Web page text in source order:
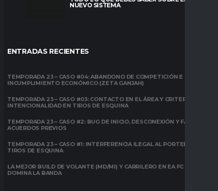
NUEVO SISTEMA
ENTRADAS RECIENTES
TEMPORADA 23 – CASO #04: ABANDONO DE COMPETICIÓN E
INCUMPLIMIENTO ECONÓMICO (ZETA GANJAH)
TEMPORADA 23 – CASO #03: CONTACTO EN EL ÁREA Y CRITERIO DE
INTENCIONALIDAD EN TIROS DE ESQUINA
TEMPORADA 23 – CASO #2: BUG DE INICIO, DESCONEXIÓN Y FALTA DE
ACUERDOS PREVIOS
TEMPORADA 23 – CASO #1: INTERFERENCIA ILEGAL AL PORTERO EN
TIROS DE ESQUINA
LA MEJOR BUILD DE VOLANTE (MD/MI) Y CARRILERO EN EA FC 26:
DOMINA LA BANDA